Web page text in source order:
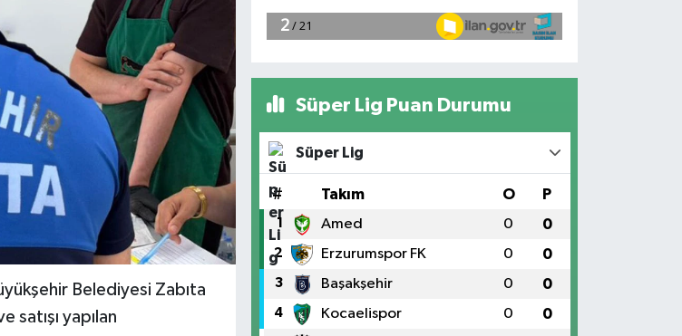
Belediyesi Zabıta
satışı yapılan
Süper Lig Puan Durumu
Süper Lig
# Takım O P
1 Amed 0 0
2 Erzurumspor FK 0 0
3 Başakşehir 0 0
4 Kocaelispor 0 0